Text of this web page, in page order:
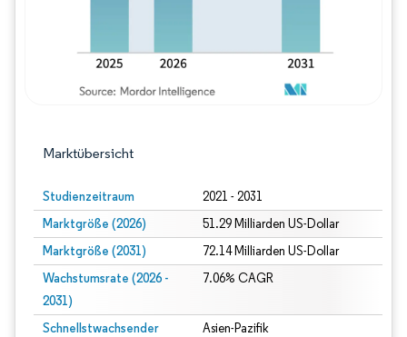
Marktübersicht
Studienzeitraum 2021 - 2031
Marktgröße (2026) 51.29 Milliarden US-Dollar
Marktgröße (2031) 72.14 Milliarden US-Dollar
Wachstumsrate (2026 -
2031)
7.06% CAGR
Schnellstwachsender
Asien-Pazifik